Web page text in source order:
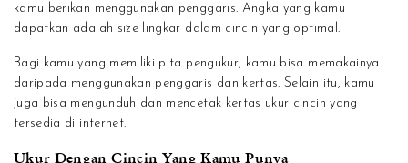
kamu berikan menggunakan penggaris. Angka yang kamu
dapatkan adalah size lingkar dalam cincin yang optimal.
Bagi kamu yang memiliki pita pengukur, kamu bisa memakainya
daripada menggunakan penggaris dan kertas. Selain itu, kamu
juga bisa mengunduh dan mencetak kertas ukur cincin yang
tersedia di internet.
Ukur Dengan Cincin Yang Kamu Punya